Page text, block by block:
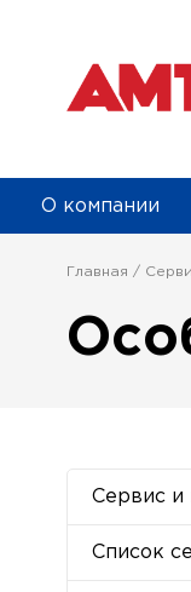
О компании
Главная
Сервис и
Список